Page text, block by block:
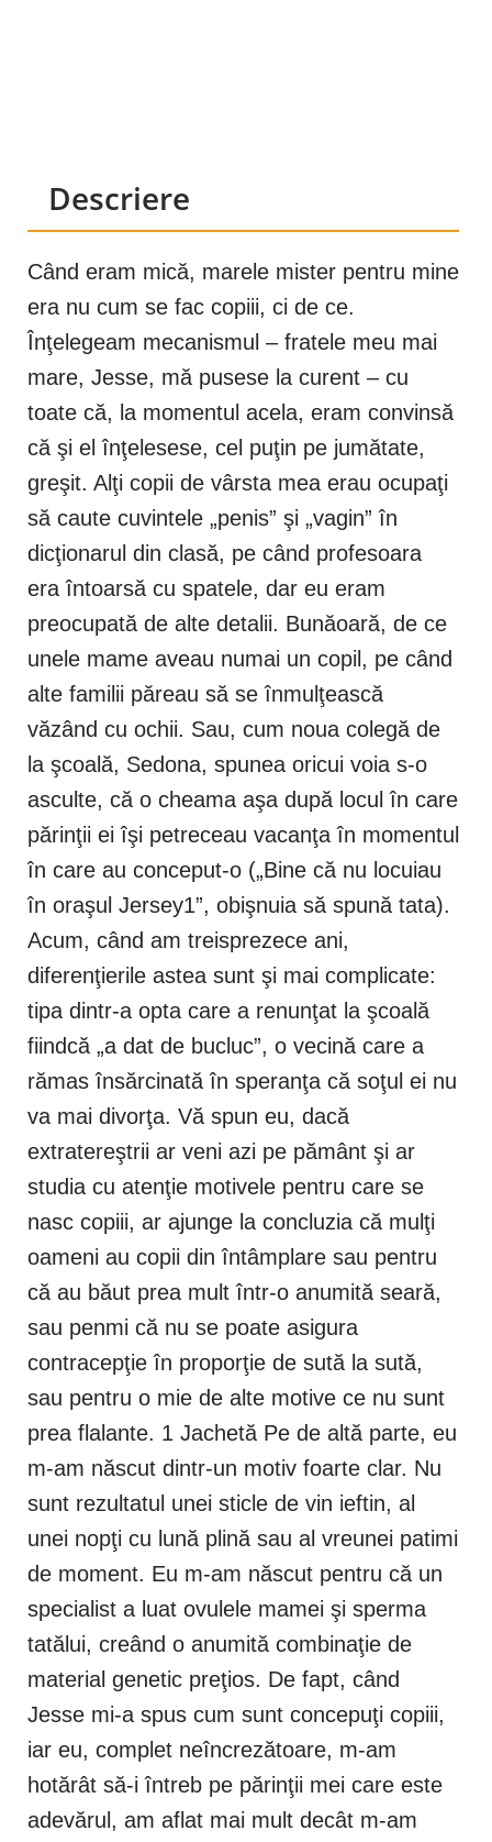
Descriere
Când eram mică, marele mister pentru mine
era nu cum se fac copiii, ci de ce.
Înţelegeam mecanismul – fratele meu mai
mare, Jesse, mă pusese la curent – cu
toate că, la momentul acela, eram convinsă
că şi el înţelesese, cel puţin pe jumătate,
greşit. Alţi copii de vârsta mea erau ocupaţi
să caute cuvintele „penis” şi „vagin” în
dicţionarul din clasă, pe când profesoara
era întoarsă cu spatele, dar eu eram
preocupată de alte detalii. Bunăoară, de ce
unele mame aveau numai un copil, pe când
alte familii păreau să se înmulţească
văzând cu ochii. Sau, cum noua colegă de
la şcoală, Sedona, spunea oricui voia s-o
asculte, că o cheama aşa după locul în care
părinţii ei îşi petreceau vacanţa în momentul
în care au conceput-o („Bine că nu locuiau
în oraşul Jersey1”, obişnuia să spună tata).
Acum, când am treisprezece ani,
diferenţierile astea sunt şi mai complicate:
tipa dintr-a opta care a renunţat la şcoală
fiindcă „a dat de bucluc”, o vecină care a
rămas însărcinată în speranţa că soţul ei nu
va mai divorţa. Vă spun eu, dacă
extratereştrii ar veni azi pe pământ şi ar
studia cu atenţie motivele pentru care se
nasc copiii, ar ajunge la concluzia că mulţi
oameni au copii din întâmplare sau pentru
că au băut prea mult într-o anumită seară,
sau penmi că nu se poate asigura
contracepţie în proporţie de sută la sută,
sau pentru o mie de alte motive ce nu sunt
prea flalante. 1 Jachetă Pe de altă parte, eu
m-am născut dintr-un motiv foarte clar. Nu
sunt rezultatul unei sticle de vin ieftin, al
unei nopţi cu lună plină sau al vreunei patimi
de moment. Eu m-am născut pentru că un
specialist a luat ovulele mamei şi sperma
tatălui, creând o anumită combinaţie de
material genetic preţios. De fapt, când
Jesse mi-a spus cum sunt concepuţi copiii,
iar eu, complet neîncrezătoare, m-am
hotărât să-i întreb pe părinţii mei care este
adevărul, am aflat mai mult decât m-am